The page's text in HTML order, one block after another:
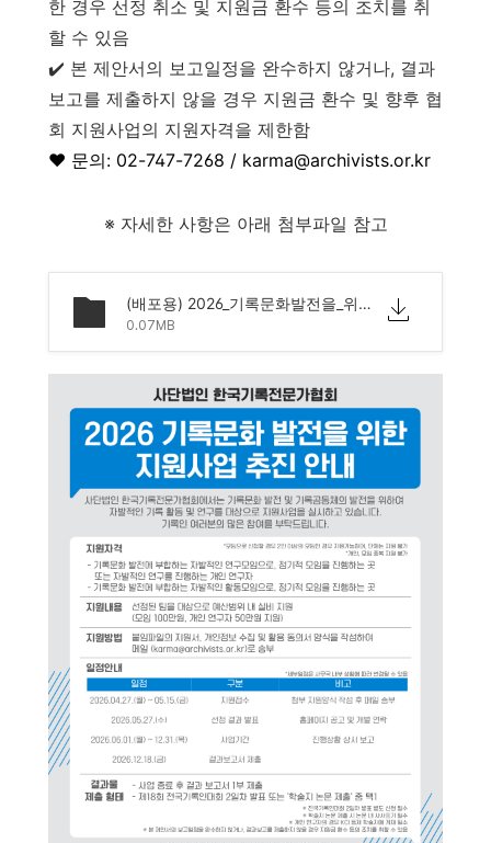
한 경우 선정 취소 및 지원금 환수 등의 조치를 취
할 수 있음
✔️ 본 제안서의 보고일정을 완수하지 않거나, 결과
보고를 제출하지 않을 경우 지원금 환수 및 향후 협
회 지원사업의 지원자격을 제한함
❤️ 문의: 02-747-7268 / karma@archivists.or.kr
※ 자세한 사항은 아래 첨부파일 참고
(배포용) 2026_기록문화발전을_위한_지원사업_안내_0427.hwpx
0.07MB